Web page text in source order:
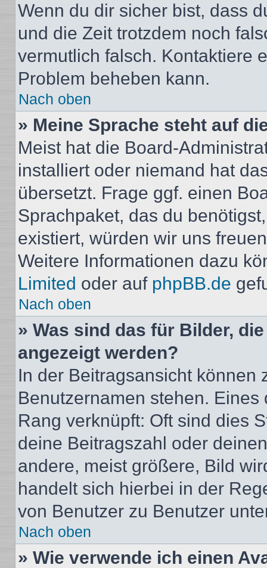
Wenn du dir sicher bist, dass
und die Zeit trotzdem noch
vermutlich falsch. Kontaktiere
Problem beheben kann.
Nach oben
» Meine Sprache steht auf
Meist hat die Board-
installiert oder niemand hat
übersetzt. Frage ggf. einen
Sprachpaket, das du
existiert, würden wir uns
Weitere Informationen dazu
Limited oder auf phpBB.de
Nach oben
» Was sind das für Bilder,
angezeigt werden?
In der Beitragsansicht können
Benutzernamen stehen.
Rang verknüpft: Oft sind dies
deine Beitragszahl oder
andere, meist größere, Bild
handelt sich hierbei in der
von Benutzer zu Benutzer
Nach oben
» Wie verwende ich einen